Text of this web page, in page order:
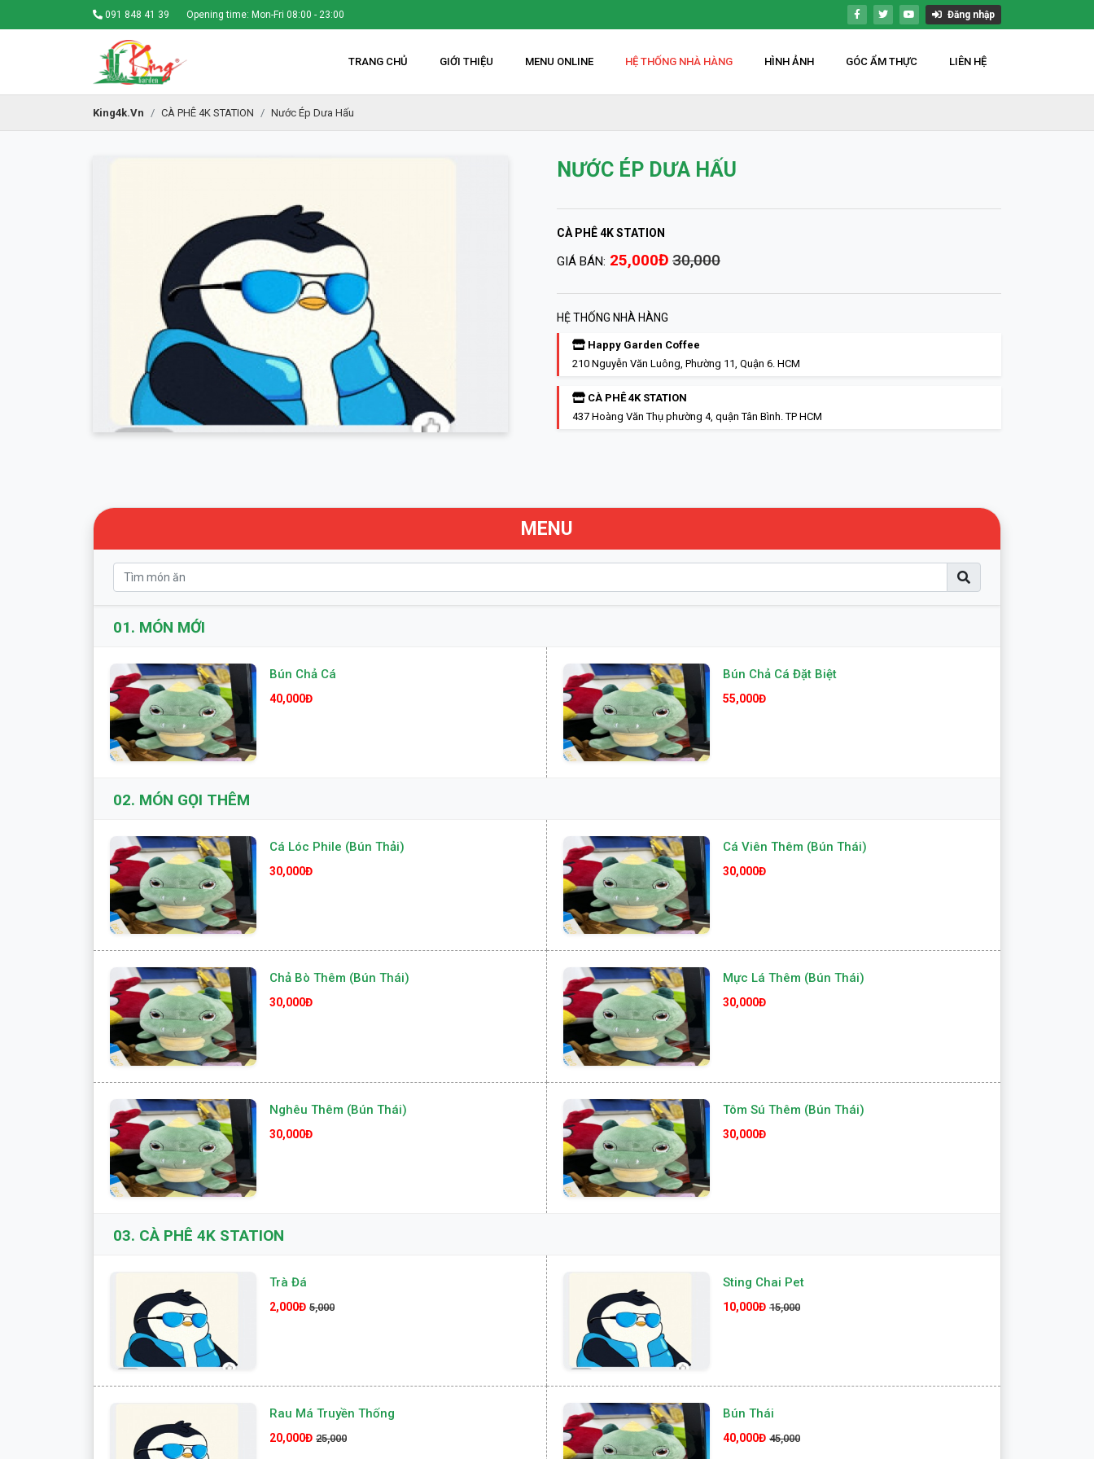
091 848 41 39 Opening time: Mon-Fri 08:00 - 23:00 Đăng nhập
TRANG CHỦ GIỚI THIỆU MENU ONLINE HỆ THỐNG NHÀ HÀNG HÌNH ẢNH GÓC ẨM THỰC LIÊN HỆ
King4k.vn CÀ PHÊ 4K STATION Nước Ép Dưa Hấu
NƯỚC ÉP DƯA HẤU
CÀ PHÊ 4K STATION
GIÁ BÁN: 25,000Đ 30,000
HỆ THỐNG NHÀ HÀNG
Happy Garden Coffee
210 Nguyễn Văn Luông, Phường 11, Quận 6. HCM
CÀ PHÊ 4K STATION
437 Hoàng Văn Thụ phường 4, quận Tân Bình. TP HCM
MENU
01. MÓN MỚI
Bún Chả Cá
40,000Đ
Bún Chả Cá Đặt Biệt
55,000Đ
02. MÓN GỌI THÊM
Cá Lóc Phile (Bún Thải)
30,000Đ
Cá Viên Thêm (Bún Thái)
30,000Đ
Chả Bò Thêm (Bún Thái)
30,000Đ
Mực Lá Thêm (Bún Thái)
30,000Đ
Nghêu Thêm (Bún Thái)
30,000Đ
Tôm Sú Thêm (Bún Thái)
30,000Đ
03. CÀ PHÊ 4K STATION
Trà Đá
2,000Đ 5,000
Sting Chai Pet
10,000Đ 15,000
Rau Má Truyền Thống
20,000Đ 25,000
Bún Thái
40,000Đ 45,000